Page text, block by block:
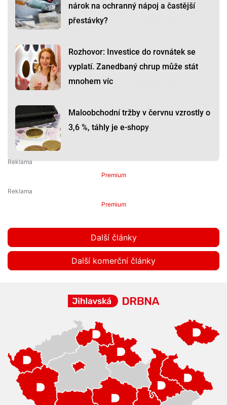
nárok na ochranný nápoj a častější
přestávky?
Rozhovor: Investice do rovnátek se
vyplatí. Zanedbaný chrup může stát
mnohem víc
Maloobchodní tržby v červnu vzrostly o
3,6 %, táhly je e-shopy
Premium
Premium
Další články
Další komerční články